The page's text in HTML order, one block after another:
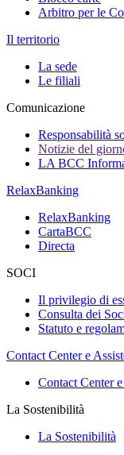
Arbitro per le
Il territorio
La sede
Le filiali
Comunicazione
Responsabilità
Notizie del
LA BCC
RelaxBanking
RelaxBanking
CartaBCC
Directa
SOCI
Il privilegio di
Consulta dei
Statuto e
Contact Center e
Contact Center
La Sostenibilità
La Sostenibilità